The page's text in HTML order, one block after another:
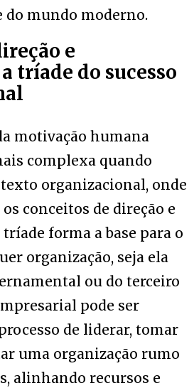
do mundo moderno.
e
tríade do sucesso
motivação humana
complexa quando
organizacional, onde
conceitos de direção e
forma a base para o
organização, seja ela
ou do terceiro
pode ser
de liderar, tomar
uma organização rumo
alinhando recursos e